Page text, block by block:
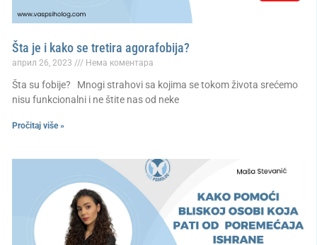
Šta je i kako se tretira agorafobija?
април 26, 2023 Нема коментара
Šta su fobije? Mnogi strahovi sa kojima se tokom života srećemo
nisu funkcionalni i ne štite nas od neke
Pročitaj više »